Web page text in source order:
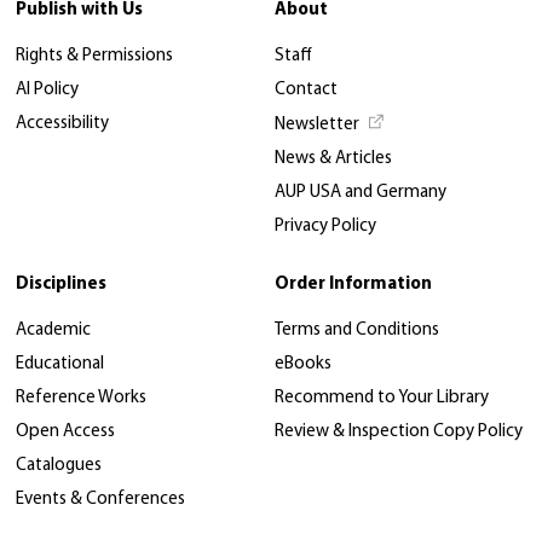
Publish with Us
Rights & Permissions
AI Policy
Accessibility
About
Staff
Contact
Newsletter
News & Articles
AUP USA and Germany
Privacy Policy
Disciplines
Academic
Educational
Reference Works
Open Access
Catalogues
Events & Conferences
Order Information
Terms and Conditions
eBooks
Recommend to Your Library
Review & Inspection Copy Policy